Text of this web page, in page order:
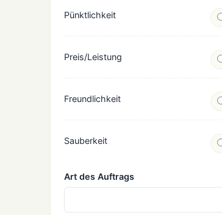
Pünktlichkeit
Preis/Leistung
Freundlichkeit
Sauberkeit
Art des Auftrags